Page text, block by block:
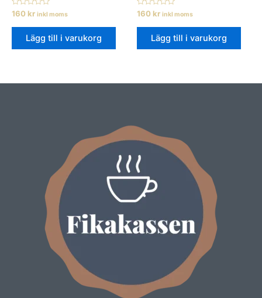
Betygsatt
0
av
160 kr inkl moms
Lägg till i varukorg
Betygsatt
0
av
160 kr inkl moms
Lägg till i varukorg